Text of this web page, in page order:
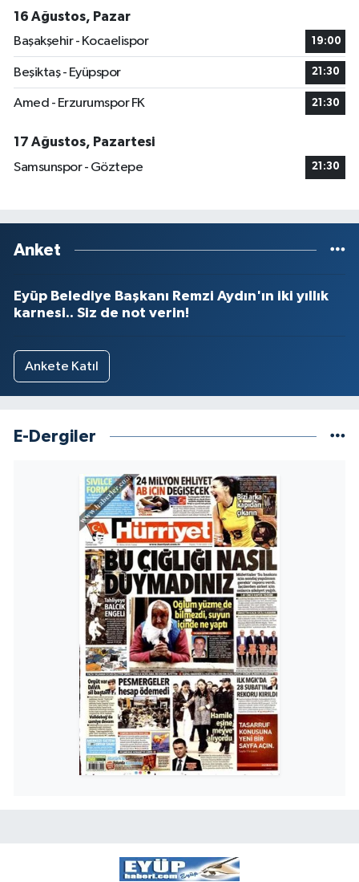
16 Ağustos, Pazar
Başakşehir - Kocaelispor
19:00
Beşiktaş - Eyüpspor 21:30
Amed - Erzurumspor FK 21:30
17 Ağustos, Pazartesi
Samsunspor - Göztepe
21:30
Anket
Eyüp Belediye Başkanı Remzi Aydın'ın iki yıllık
karnesi.. Siz de not verin!
Ankete Katıl
E-Dergiler